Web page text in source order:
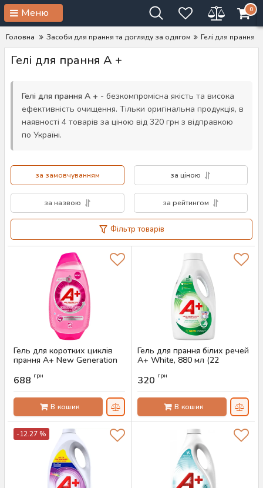
Меню 0
Головна Засоби для прання та догляду за одягом Гелі для прання
Гелі для прання A +
Гелі для прання A + - безкомпромісна якість та висока
ефективність очищення. Тільки оригінальна продукція, в
наявності 4 товарів за ціною від 320 грн з відправкою
по Україні.
за замовчуванням за ціною
за назвою за рейтингом
Фільтр товарів
Гель для коротких циклів
прання A+ New Generation
катишків та відновлення
Артикул:AS-00841
688 грн
В кошик
Гель для прання білих речей
A+ White, 880 мл (22
Артикул:
320 грн
В кошик
-12.27 %